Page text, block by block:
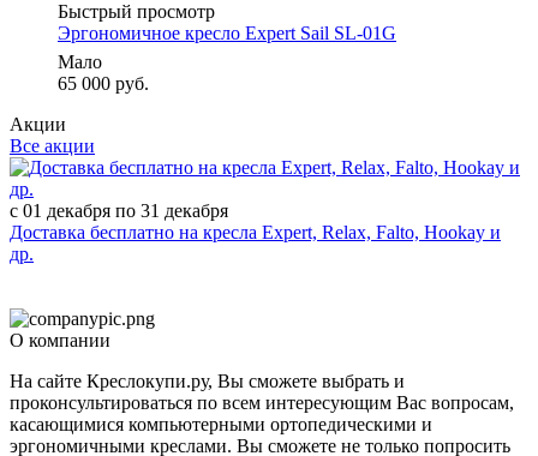
Быстрый просмотр
Эргономичное кресло Expert Sail SL-01G
Мало
65 000 руб.
Акции
Все акции
с 01 декабря по 31 декабря
Доставка бесплатно на кресла Expert, Relax, Falto, Hookay и
др.
О компании
На сайте Креслокупи.ру, Вы сможете выбрать и
проконсультироваться по всем интересующим Вас вопросам,
касающимися компьютерными ортопедическими и
эргономичными креслами. Вы сможете не только попросить